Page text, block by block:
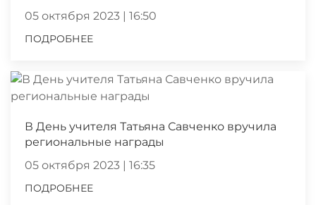
05 октября 2023 | 16:50
ПОДРОБНЕЕ
В День учителя Татьяна Савченко вручила
региональные награды
05 октября 2023 | 16:35
ПОДРОБНЕЕ